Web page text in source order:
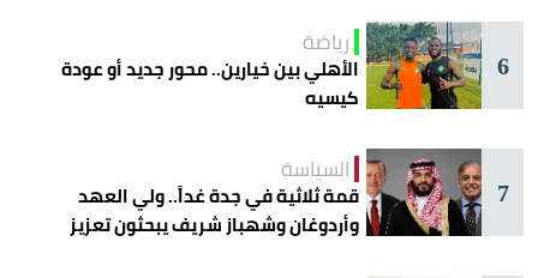
6
رياضة
الأهلي بين خيارين.. محور جديد أو عودة
كيسيه
7
السياسة
قمة ثلاثية في جدة غداً.. ولي العهد
وأردوغان وشهباز شريف يبحثون تعزيز